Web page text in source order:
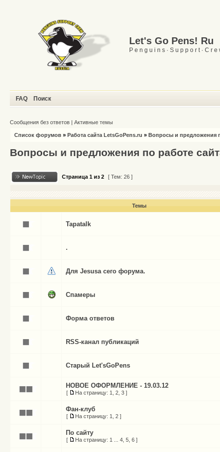
Let's Go Pens! Ru
P e n g u i n s · S u p p o r t · C r e
FAQ Поиск
Сообщения без ответов | Активные темы
Список форумов » Работа сайта LetsGoPens.ru » Вопросы и предложения
Вопросы и предложения по работе
Страница 1 из 2 [ Тем: 26 ]
Темы
Tapatalk
.
Для Jesusа сего форума.
Спамеры
Форма ответов
RSS-канал публикаций
Старый Let'sGoPens
НОВОЕ ОФОРМЛЕНИЕ - 19.03.12
[ На страницу: 1 2 3 ]
Фан-клуб
[ На страницу: 1 2 ]
По сайту
[ На страницу: 1 4 5 6 ]